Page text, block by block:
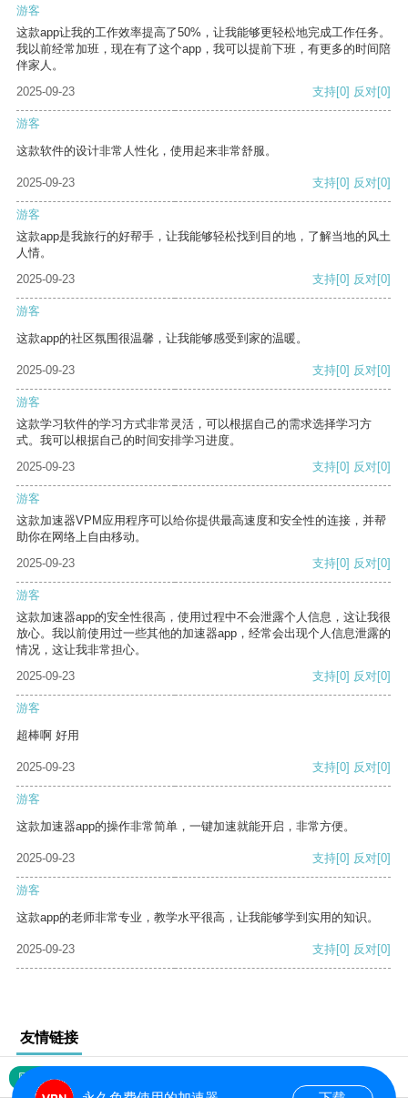
游客
这款app让我的工作效率提高了50%，让我能够更轻松地完成工作任务。
我以前经常加班，现在有了这个app，我可以提前下班，有更多的时间陪
伴家人。
2025-09-23
支持[0] 反对[0]
游客
这款软件的设计非常人性化，使用起来非常舒服。
2025-09-23 支持[0] 反对[0]
游客
这款app是我旅行的好帮手，让我能够轻松找到目的地，了解当地的风土
人情。
2025-09-23
支持[0] 反对[0]
游客
这款app的社区氛围很温馨，让我能够感受到家的温暖。
2025-09-23 支持[0] 反对[0]
游客
这款学习软件的学习方式非常灵活，可以根据自己的需求选择学习方
式。我可以根据自己的时间安排学习进度。
2025-09-23
支持[0] 反对[0]
游客
这款加速器VPM应用程序可以给你提供最高速度和安全性的连接，并帮
助你在网络上自由移动。
2025-09-23
支持[0] 反对[0]
游客
这款加速器app的安全性很高，使用过程中不会泄露个人信息，这让我很
放心。我以前使用过一些其他的加速器app，经常会出现个人信息泄露的
情况，这让我非常担心。
2025-09-23
支持[0] 反对[0]
游客
超棒啊 好用
2025-09-23 支持[0] 反对[0]
游客
这款加速器app的操作非常简单，一键加速就能开启，非常方便。
2025-09-23 支持[0] 反对[0]
游客
这款app的老师非常专业，教学水平很高，让我能够学到实用的知识。
2025-09-23 支持[0] 反对[0]
友情链接
网站地图